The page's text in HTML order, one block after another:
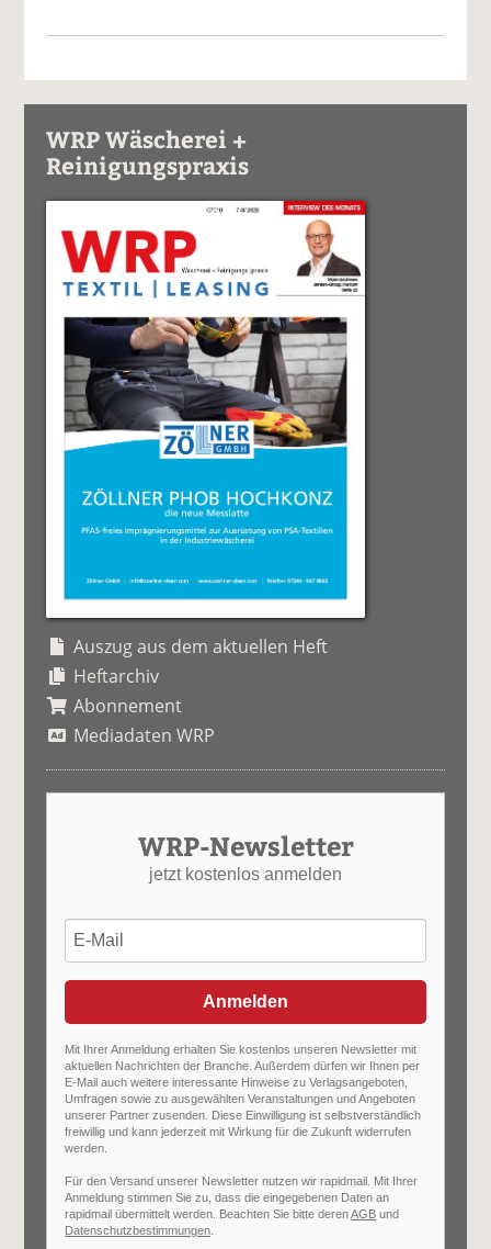
WRP Wäscherei +
Reinigungspraxis
Auszug aus dem aktuellen Heft
Heftarchiv
Abonnement
Mediadaten WRP
WRP-Newsletter
jetzt kostenlos anmelden
Anmelden
Mit Ihrer Anmeldung erhalten Sie kostenlos unseren Newsletter mit
aktuellen Nachrichten der Branche. Außerdem dürfen wir Ihnen per
E-Mail auch weitere interessante Hinweise zu Verlagsangeboten,
Umfragen sowie zu ausgewählten Veranstaltungen und Angeboten
unserer Partner zusenden. Diese Einwilligung ist selbstverständlich
freiwillig und kann jederzeit mit Wirkung für die Zukunft widerrufen
werden.
Für den Versand unserer Newsletter nutzen wir rapidmail. Mit Ihrer
Anmeldung stimmen Sie zu, dass die eingegebenen Daten an
rapidmail übermittelt werden. Beachten Sie bitte derenAGB und
Datenschutzbestimmungen